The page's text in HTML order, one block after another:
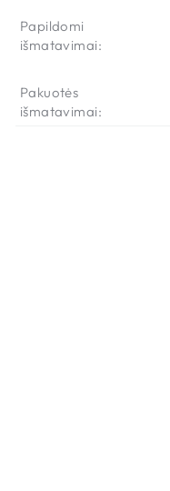
AUDINYS
KRONOS 19
Papildomi
išmatavimai:
Pakuotės
išmatavimai: